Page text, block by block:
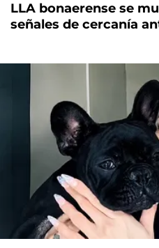
LLA bonaerense se
señales de cercanía